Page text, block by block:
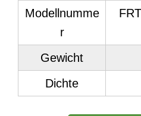
Modellnumme
r
Gewicht
Dichte